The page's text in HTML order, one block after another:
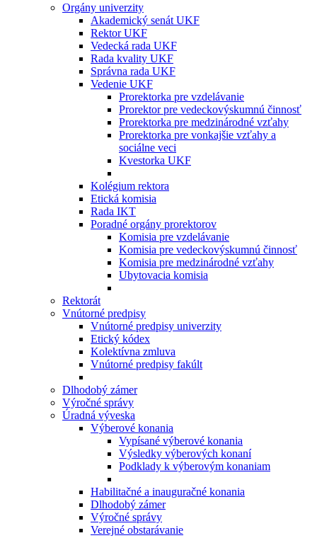
Orgány univerzity
Akademický senát UKF
Rektor UKF
Vedecká rada UKF
Rada kvality UKF
Správna rada UKF
Vedenie UKF
Prorektorka pre vzdelávanie
Prorektor pre vedeckovýskumnú činnosť
Prorektorka pre medzinárodné vzťahy
Prorektorka pre vonkajšie vzťahy a
sociálne veci
Kvestorka UKF
Kolégium rektora
Etická komisia
Rada IKT
Poradné orgány prorektorov
Komisia pre vzdelávanie
Komisia pre vedeckovýskumnú činnosť
Komisia pre medzinárodné vzťahy
Ubytovacia komisia
Rektorát
Vnútorné predpisy
Vnútorné predpisy univerzity
Etický kódex
Kolektívna zmluva
Vnútorné predpisy fakúlt
Dlhodobý zámer
Výročné správy
Úradná výveska
Výberové konania
Vypísané výberové konania
Výsledky výberových konaní
Podklady k výberovým konaniam
Habilitačné a inauguračné konania
Dlhodobý zámer
Výročné správy
Verejné obstarávanie